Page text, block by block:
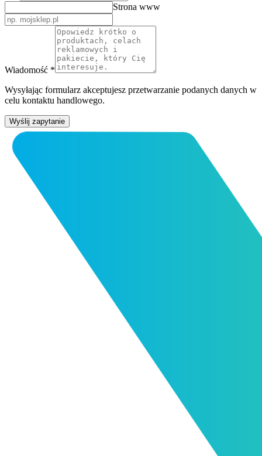
Strona www
Wiadomość *
Wysyłając formularz akceptujesz przetwarzanie podanych danych w
celu kontaktu handlowego.
Wyślij zapytanie